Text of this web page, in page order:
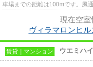
車場までの距離は100mです。風
現在空室
ヴィラマロンヒ
賃貸｜マンション ウエミハ